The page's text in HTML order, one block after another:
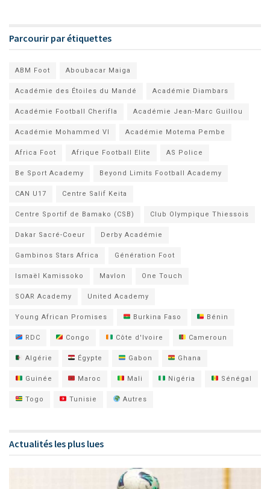
Parcourir par étiquettes
ABM Foot Aboubacar Maiga
Académie des Étoiles du Mandé Académie Diambars
Académie Football Cherifla Académie Jean-Marc Guillou
Académie Mohammed VI Académie Motema Pembe
Africa Foot Afrique Football Elite AS Police
Be Sport Academy Beyond Limits Football Academy
CAN U17 Centre Salif Keita
Centre Sportif de Bamako (CSB) Club Olympique Thiessois
Dakar Sacré-Coeur Derby Académie
Gambinos Stars Africa Génération Foot
Ismaël Kamissoko Mavlon One Touch
SOAR Academy United Academy
Young African Promises Burkina Faso Bénin
RDC Congo Côte d'Ivoire Cameroun
Algérie Égypte Gabon Ghana
Guinée Maroc Mali Nigéria Sénégal
Togo Tunisie Autres
Actualités les plus lues